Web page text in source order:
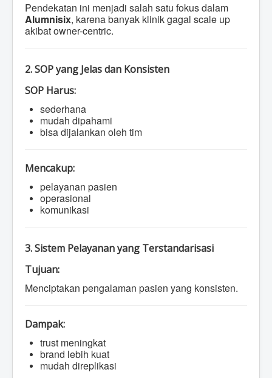
Pendekatan ini menjadi salah satu fokus dalam
Alumnisix, karena banyak klinik gagal scale up
akibat owner-centric.
2. SOP yang Jelas dan Konsisten
SOP Harus:
sederhana
mudah dipahami
bisa dijalankan oleh tim
Mencakup:
pelayanan pasien
operasional
komunikasi
3. Sistem Pelayanan yang Terstandarisasi
Tujuan:
Menciptakan pengalaman pasien yang konsisten.
Dampak:
trust meningkat
brand lebih kuat
mudah direplikasi